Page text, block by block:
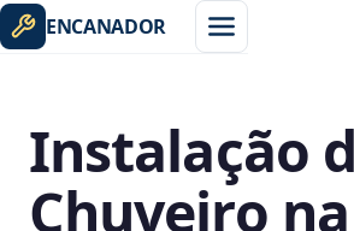
ENCANADOR
Instalação
Chuveiro na